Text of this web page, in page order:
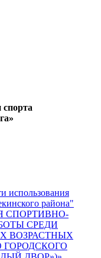
использования
района"
СПОРТИВНО-
СРЕДИ
ВОЗРАСТНЫХ
ГОРОДСКОГО